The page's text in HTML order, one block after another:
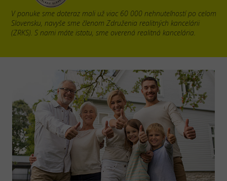
V ponuke sme doteraz mali už viac 60 000 nehnuteľností po celom
Slovensku, navyše sme členom Združenia realitných kancelárii
(ZRKS). S nami máte istotu, sme overená realitná kancelária.